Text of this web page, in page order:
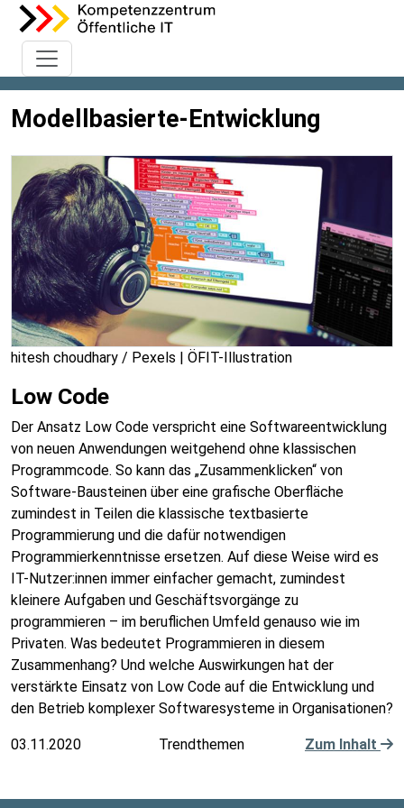
Modellbasierte-Entwicklung
hitesh choudhary / Pexels | ÖFIT-Illustration
Low Code
Der Ansatz Low Code verspricht eine Softwareentwicklung
von neuen Anwendungen weitgehend ohne klassischen
Programmcode. So kann das „Zusammenklicken“ von
Software-Bausteinen über eine grafische Oberfläche
zumindest in Teilen die klassische textbasierte
Programmierung und die dafür notwendigen
Programmierkenntnisse ersetzen. Auf diese Weise wird es
IT-Nutzer:innen immer einfacher gemacht, zumindest
kleinere Aufgaben und Geschäftsvorgänge zu
programmieren – im beruflichen Umfeld genauso wie im
Privaten. Was bedeutet Programmieren in diesem
Zusammenhang? Und welche Auswirkungen hat der
verstärkte Einsatz von Low Code auf die Entwicklung und
den Betrieb komplexer Softwaresysteme in Organisationen?
03.11.2020 Trendthemen Zum Inhalt